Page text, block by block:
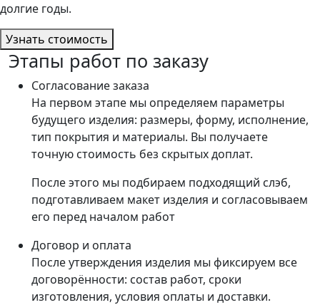
долгие годы.
Узнать стоимость
Этапы работ по заказу
Согласование заказа
На первом этапе мы определяем параметры
будущего изделия: размеры, форму, исполнение,
тип покрытия и материалы. Вы получаете
точную стоимость без скрытых доплат.
После этого мы подбираем подходящий слэб,
подготавливаем макет изделия и согласовываем
его перед началом работ
Договор и оплата
После утверждения изделия мы фиксируем все
договорённости: состав работ, сроки
изготовления, условия оплаты и доставки.